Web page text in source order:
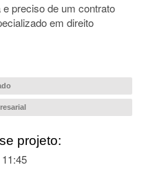
preciso de um contrato
em direito
projeto: